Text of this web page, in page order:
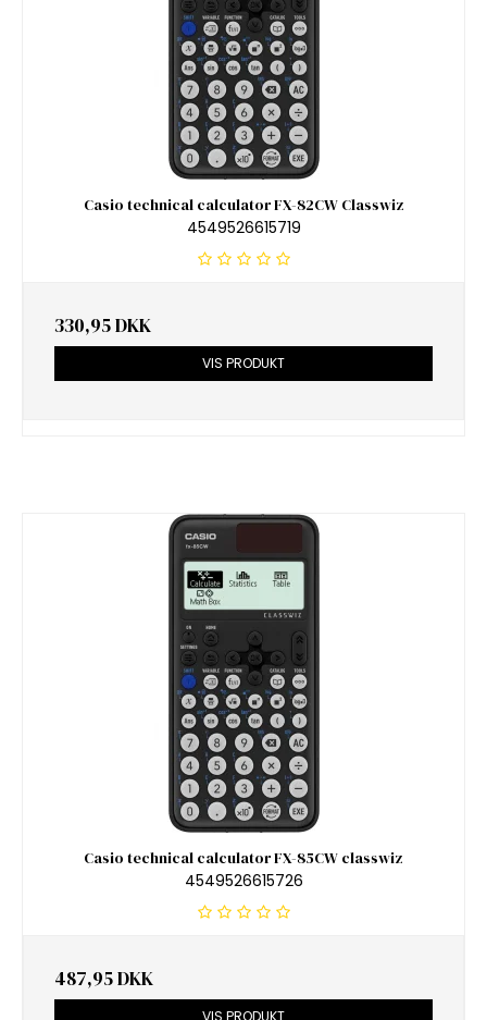
Casio technical calculator FX-82CW Classwiz
4549526615719
330,95 DKK
VIS PRODUKT
Casio technical calculator FX-85CW classwiz
4549526615726
487,95 DKK
VIS PRODUKT